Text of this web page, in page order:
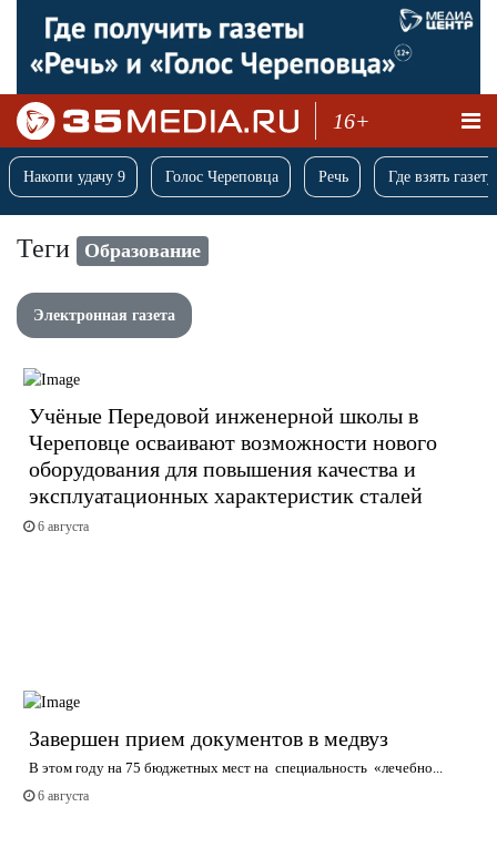
16+
Накопи удачу 9 Голос Череповца Речь Где взять
Теги Образование
Электронная газета
Учёные Передовой инженерной школы в
Череповце осваивают возможности нового
оборудования для повышения качества и
эксплуатационных характеристик сталей
6 августа
Завершен прием документов в медвуз
В этом году на 75 бюджетных мест на специальность «лечебно...
6 августа